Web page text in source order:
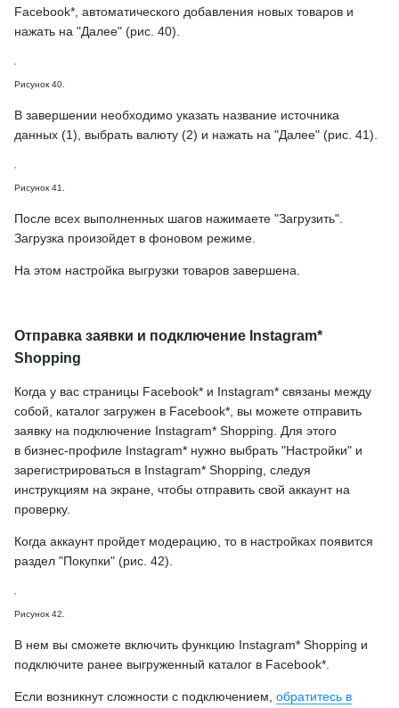
Facebook*, автоматического добавления новых товаров и
нажать на "Далее" (рис. 40).
Рисунок 40.
В завершении необходимо указать название источника
данных (1), выбрать валюту (2) и нажать на "Далее" (рис. 41).
Рисунок 41.
После всех выполненных шагов нажимаете "Загрузить".
Загрузка произойдет в фоновом режиме.
На этом настройка выгрузки товаров завершена.
Отправка заявки и подключение Instagram*
Shopping
Когда у вас страницы Facebook* и Instagram* связаны между
собой, каталог загружен в Facebook*, вы можете отправить
заявку на подключение Instagram* Shopping. Для этого
в бизнес-профиле Instagram* нужно выбрать "Настройки" и
зарегистрироваться в Instagram* Shopping, следуя
инструкциям на экране, чтобы отправить свой аккаунт на
проверку.
Когда аккаунт пройдет модерацию, то в настройках появится
раздел "Покупки" (рис. 42).
Рисунок 42.
В нем вы сможете включить функцию Instagram* Shopping и
подключите ранее выгруженный каталог в Facebook*.
Если возникнут сложности с подключением, обратитесь в